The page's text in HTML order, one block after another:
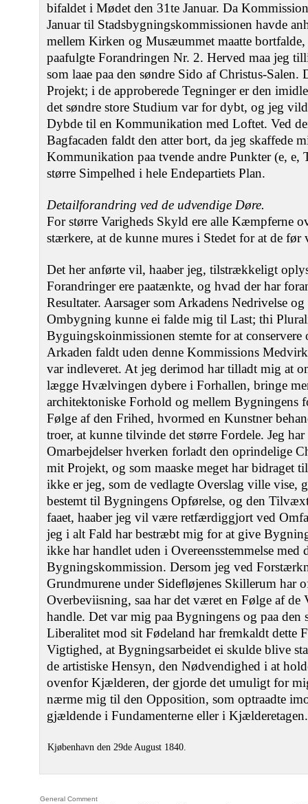
bifaldet i Mødet den 31te Januar. Da
Januar til Stadsbygningskommissionen havde
mellem Kirken og Musæummet maatte
paafulgte Forandringen Nr. 2. Herved maa jeg
som laae paa den søndre Sido af Christus-
Projekt; i de approberede Tegninger er den
det søndre store Studium var for dybt, og jeg
Dybde til en Kommunikation med Loftet. Ved
Bagfacaden faldt den atter bort, da jeg skaffede
Kommunikation paa tvende andre Punkter (e, e,
større Simpelhed i hele Endepartiets Plan.
Detailforandring ved de udvendige Døre.
For større Varigheds Skyld ere alle Kæmpferne
stærkere, at de kunne mures i Stedet for at de før
Det her anførte vil, haaber jeg, tilstrækkeligt
Forandringer ere paatænkte, og hvad der har
Resultater. Aarsager som Arkadens Nedrivelse
Ombygning kunne ei falde mig til Last; thi
Byguingskoinmissionen stemte for at
Arkaden faldt uden denne Kommissions
var indleveret. At jeg derimod har tilladt mig at
lægge Hvælvingen dybere i Forhallen, bringe
architektoniske Forhold og mellem Bygningens
Følge af den Frihed, hvormed en Kunstner
troer, at kunne tilvinde det større Fordele. Jeg
Omarbejdelser hverken forladt den oprindelige
mit Projekt, og som maaske meget har bidraget
ikke er jeg, som de vedlagte Overslag ville vise,
bestemt til Bygningens Opførelse, og den
faaet, haaber jeg vil være retfærdiggjort ved
jeg i alt Fald har bestræbt mig for at give
ikke har handlet uden i Overeensstemmelse
Bygningskommission. Dersom jeg ved
Grundmurene under Sidefløjenes Skillerum har
Overbeviisning, saa har det været en Følge af de
handle. Det var mig paa Bygningens og paa den
Liberalitet mod sit Fødeland har fremkaldt dette
Vigtighed, at Bygningsarbeidet ei skulde blive
de artistiske Hensyn, den Nødvendighed i at
ovenfor Kjælderen, der gjorde det umuligt for
nærme mig til den Opposition, som optraadte
gjældende i Fundamenterne eller i Kjælderetagen.
Kjøbenhavn den 29de August 1840.
General Comment